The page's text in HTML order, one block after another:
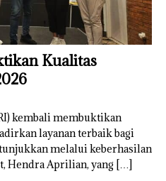
Kualitas
kembali membuktikan
layanan terbaik bagi
melalui keberhasilan
Hendra Aprilian, yang […]